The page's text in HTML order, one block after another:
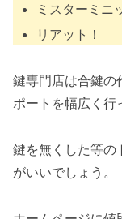
ミスターミニ
リアット！
鍵専門店は合鍵の
ポートを幅広く行
鍵を無くした等の
がいいでしょう。